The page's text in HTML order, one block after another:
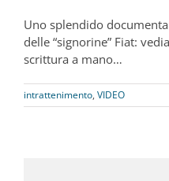
Uno splendido
delle “signorine” Fiat:
scrittura a mano…
intrattenimento, VIDEO